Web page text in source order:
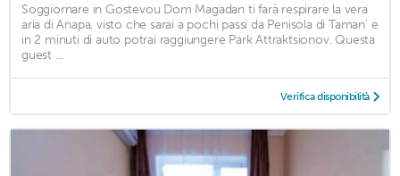
Soggiornare in Gostevou Dom Magadan ti farà respirare la vera
aria di Anapa, visto che sarai a pochi passi da Penisola di Taman' e
in 2 minuti di auto potrai raggiungere Park Attraktsionov. Questa
guest ...
Verifica disponibilità